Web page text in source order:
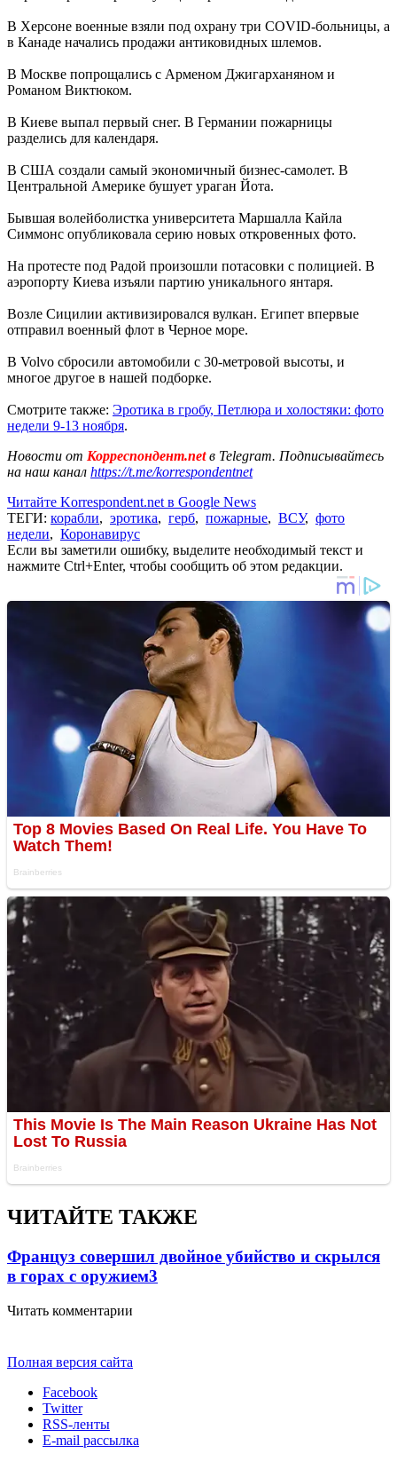
В Херсоне военные взяли под охрану три COVID-больницы, а
в Канаде начались продажи антиковидных шлемов.
В Москве попрощались с Арменом Джигарханяном и
Романом Виктюком.
В Киеве выпал первый снег. В Германии пожарницы
разделись для календаря.
В США создали самый экономичный бизнес-самолет. В
Центральной Америке бушует ураган Йота.
Бывшая волейболистка университета Маршалла Кайла
Симмонс опубликовала серию новых откровенных фото.
На протесте под Радой произошли потасовки с полицией. В
аэропорту Киева изъяли партию уникального янтаря.
Возле Сицилии активизировался вулкан. Египет впервые
отправил военный флот в Черное море.
В Volvo сбросили автомобили с 30-метровой высоты, и
многое другое в нашей подборке.
Смотрите также: Эротика в гробу, Петлюра и холостяки: фото
недели 9-13 ноября.
Новости от Корреспондент.netв Telegram. Подписывайтесь
на наш канал https://t.me/korrespondentnet
Читайте Korrespondent.net в Google News
ТЕГИ: корабли, эротика, герб, пожарные, ВСУ, фото
недели, Коронавирус
Если вы заметили ошибку, выделите необходимый текст и
нажмите Ctrl+Enter, чтобы сообщить об этом редакции.
ЧИТАЙТЕ ТАКЖЕ
Француз совершил двойное убийство и скрылся
в горах с оружием3
Читать комментарии
Полная версия сайта
Facebook
Twitter
RSS-ленты
E-mail рассылка